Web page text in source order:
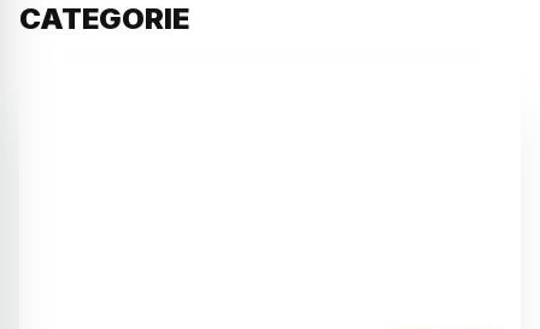
CATEGORIE